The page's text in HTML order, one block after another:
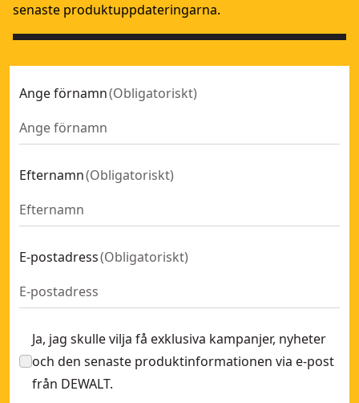
senaste produktuppdateringarna.
Ange förnamn(Obligatoriskt)
Efternamn(Obligatoriskt)
E-postadress(Obligatoriskt)
Ja, jag skulle vilja få exklusiva kampanjer, nyheter
och den senaste produktinformationen via e-post
från DEWALT.